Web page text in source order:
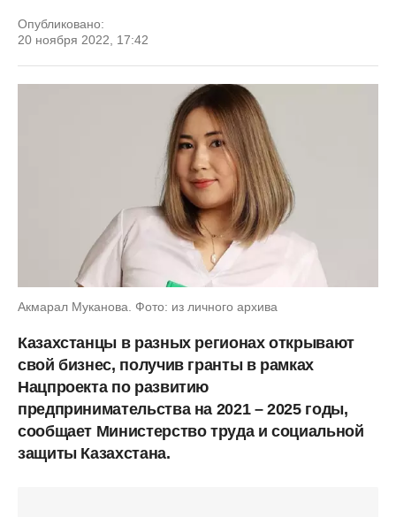
Опубликовано:
20 ноября 2022, 17:42
Акмарал Муканова. Фото: из личного архива
Казахстанцы в разных регионах открывают
свой бизнес, получив гранты в рамках
Нацпроекта по развитию
предпринимательства на 2021 – 2025 годы,
сообщает Министерство труда и социальной
защиты Казахстана.